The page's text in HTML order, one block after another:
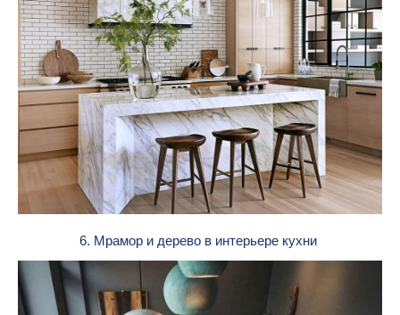
6. Мрамор и дерево в интерьере кухни